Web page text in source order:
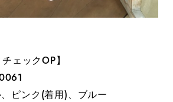
ェックOP】
ピンク(着用)、ブルー